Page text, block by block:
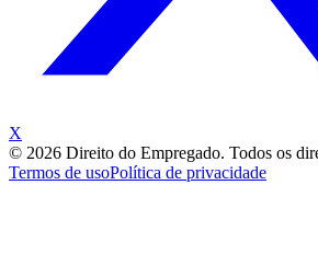
X
© 2026 Direito do Empregado. Todos os
Termos de usoPolítica de privacidade